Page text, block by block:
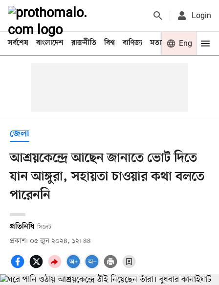
Login
সর্বশেষ বাংলাদেশ রাজনীতি বিশ্ব বাণিজ্য মতামত খেলা
Eng
জেলা
আশ্রয়কেন্দ্রে আছেন জানাতে ভোট দিতে
যান আঙ্গুরা, সহায়তা চাওয়ার কথা বলতে
পারেননি
প্রতিনিধি সিলেট
প্রকাশ: ০৫ জুন ২০২৪, ১২: ৪৪